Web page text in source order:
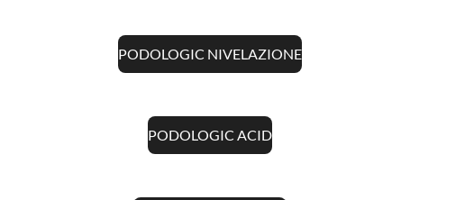
PODOLOGIC NIVELAZIONE
PODOLOGIC ACID